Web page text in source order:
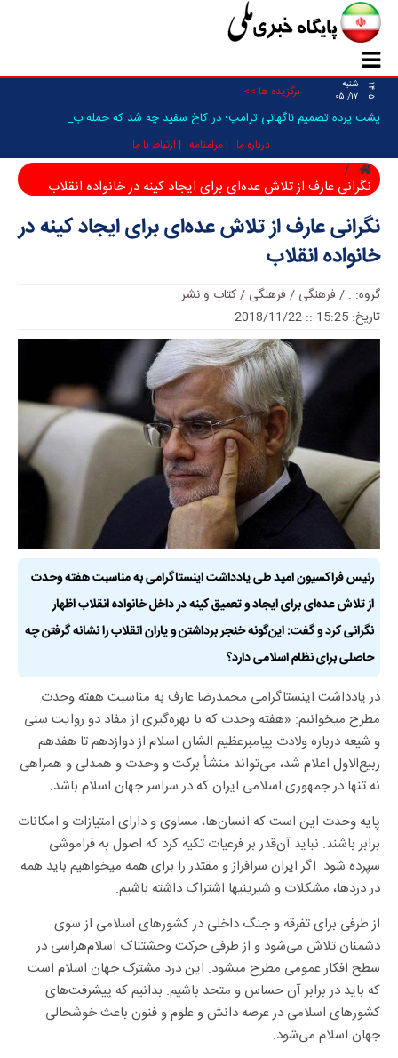
۱۴۰۵
شنبه
۱۷/ ۰۵
برگزیده ها >>
پشت پرده تصمیم ناگهانی ترامپ؛ در کاخ سفید چه شد که حمله به ایر _
درباره ما مرامنامه ارتباط با ما
نگرانی عارف از تلاش عده‌ای برای ایجاد کینه در خانواده انقلاب
نگرانی عارف از تلاش عده‌ای برای ایجاد کینه در
خانواده انقلاب
گروه: .
/ فرهنگی / فرهنگی / کتاب و نشر
تاریخ: 15:25 :: 2018/11/22
رئیس فراکسیون امید طی یادداشت اینستاگرامی به مناسبت هفته وحدت
از تلاش عده‌ای برای ایجاد و تعمیق کینه در داخل خانواده انقلاب اظهار
نگرانی کرد و گفت: این‌گونه خنجر برداشتن و یاران انقلاب را نشانه گرفتن چه
حاصلی برای نظام اسلامی دارد؟
در یادداشت اینستاگرامی محمدرضا عارف به مناسبت هفته وحدت
مطرح میخوانیم: «هفته وحدت که با بهره‌گیری از مفاد دو روایت سنی
و شیعه درباره ولادت پیامبرعظیم الشان اسلام از دوازدهم تا هفدهم
ربیع‌الاول اعلام شد، می‌تواند منشأ برکت و وحدت و همدلی و همراهی
نه تنها در جمهوری اسلامی ایران که در سراسر جهان اسلام باشد.
پایه‌ وحدت این است که انسان‌ها، مساوی و دارای امتیازات و امکانات
برابر باشند. نباید آن‌قدر بر فرعیات تکیه کرد که اصول به فراموشی
سپرده شود. اگر ایران سرافراز و مقتدر را برای همه میخواهیم باید همه
در دردها، مشکلات و شیرینیها اشتراک داشته باشیم.
از طرفی برای تفرقه و جنگ داخلی در کشورهای اسلامی از سوی
دشمنان تلاش می‌شود و از طرفی حرکت وحشتناک اسلام‌هراسی در
سطح افکار عمومی مطرح میشود. این درد مشترک جهان اسلام است
که باید در برابر آن حساس و متحد باشیم. بدانیم که پیشرفت‌های
کشورهای اسلامی در عرصه‌ دانش و علوم و فنون باعث خوشحالی
جهان اسلام می‌شود.